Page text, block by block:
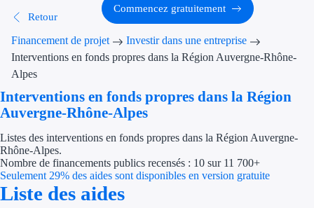
Financement
Transition
Économies
Aides RSE
Commencez gratuitement
Retour
Financement de projet
Investir dans une entreprise
Interventions en fonds propres dans la Région Auvergne-Rhône-
Alpes
Interventions en fonds propres dans la Région
Auvergne-Rhône-Alpes
Listes des interventions en fonds propres dans la Région Auvergne-
Rhône-Alpes.
Nombre de financements publics recensés : 10 sur 11 700+
Seulement 29% des aides sont disponibles en version gratuite
Liste des aides